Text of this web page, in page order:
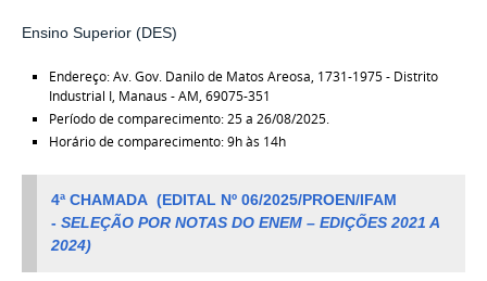
Ensino Superior (DES)
Endereço: Av. Gov. Danilo de Matos Areosa, 1731-1975 - Distrito
Industrial I, Manaus - AM, 69075-351
Período de comparecimento: 25 a 26/08/2025.
Horário de comparecimento: 9h às 14h
4ª CHAMADA ( EDITAL Nº 06/2025/PROEN/IFAM
-SELEÇÃO POR NOTAS DO ENEM – EDIÇÕES 2021 A
2024)